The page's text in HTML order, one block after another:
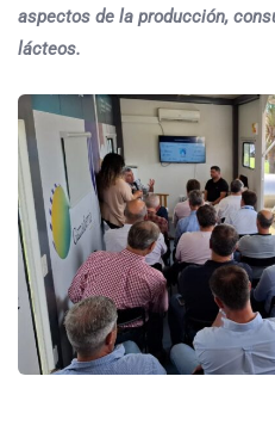
aspectos de la producción,
lácteos.